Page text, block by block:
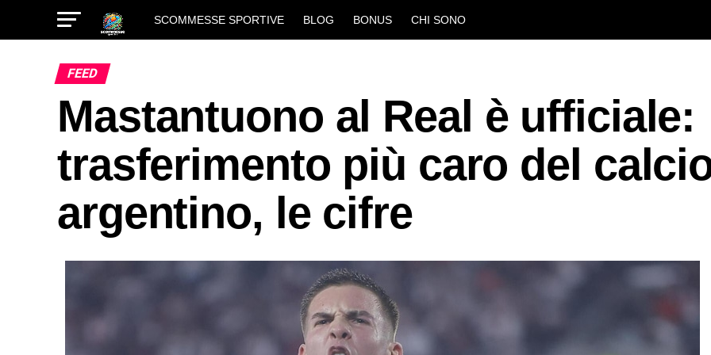
SCOMMESSE SPORTIVE BLOG BONUS CHI SONO
FEED
Mastantuono al Real è ufficiale:
trasferimento più caro del
argentino, le cifre